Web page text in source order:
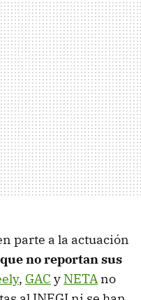
parte a la actuación
no reportan sus
, GAC y NETA no